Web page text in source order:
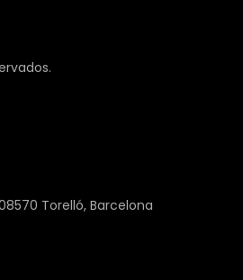
Torelló, Barcelona